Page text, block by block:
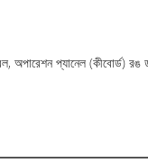
অপারেশন প্যানেল (কীবোর্ড) রঙ